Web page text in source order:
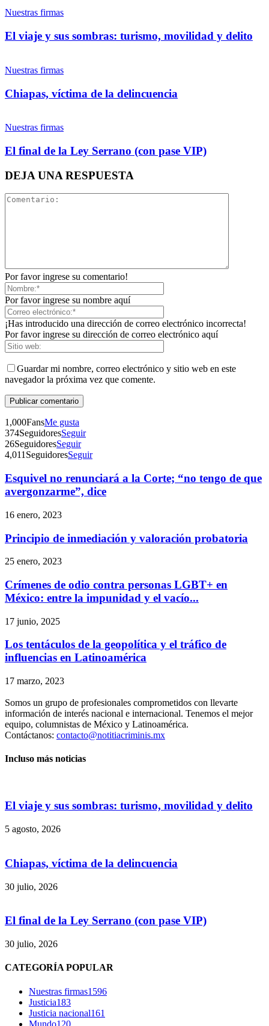
Threads
Linkedin
Telegram
Nuestras firmas
El viaje y sus sombras: turismo, movilidad y delito
Nuestras firmas
Chiapas, víctima de la delincuencia
Nuestras firmas
El final de la Ley Serrano (con pase VIP)
DEJA UNA RESPUESTA
Por favor ingrese su comentario!
Por favor ingrese su nombre aquí
¡Has introducido una dirección de correo electrónico incorrecta!
Por favor ingrese su dirección de correo electrónico aquí
Guardar mi nombre, correo electrónico y sitio web en este
navegador la próxima vez que comente.
1,000FansMe gusta
374SeguidoresSeguir
26SeguidoresSeguir
4,011 SeguidoresSeguir
Esquivel no renunciará a la Corte; “no tengo de que
avergonzarme”, dice
16 enero, 2023
Principio de inmediación y valoración probatoria
25 enero, 2023
Crímenes de odio contra personas LGBT+ en
México: entre la impunidad y el vacío...
17 junio, 2025
Los tentáculos de la geopolítica y el tráfico de
influencias en Latinoamérica
17 marzo, 2023
Somos un grupo de profesionales comprometidos con llevarte
información de interés nacional e internacional. Tenemos el mejor
equipo, columnistas de México y Latinoamérica.
Contáctanos: contacto@notitiacriminis.mx
Incluso más noticias
El viaje y sus sombras: turismo, movilidad y delito
5 agosto, 2026
Chiapas, víctima de la delincuencia
30 julio, 2026
El final de la Ley Serrano (con pase VIP)
30 julio, 2026
CATEGORÍA POPULAR
Nuestras firmas1596
Justicia183
Justicia nacional161
Mundo120